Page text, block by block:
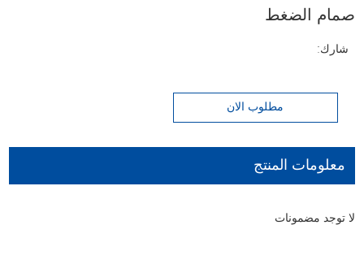
صمام الضغط
شارك:
مطلوب الان
معلومات المنتج
لا توجد مضمونات